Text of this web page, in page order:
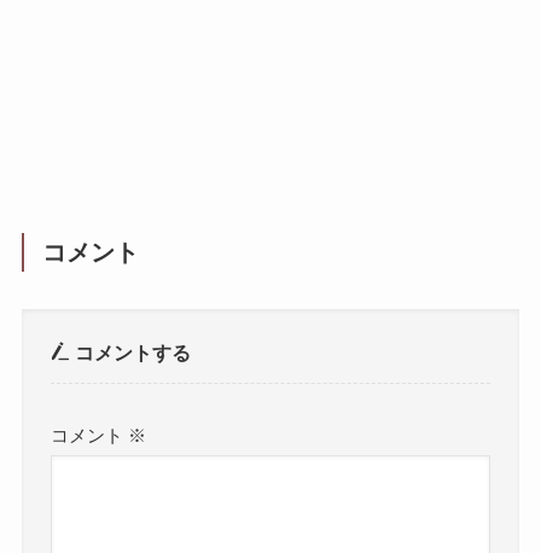
コメント
コメントする
コメント ※